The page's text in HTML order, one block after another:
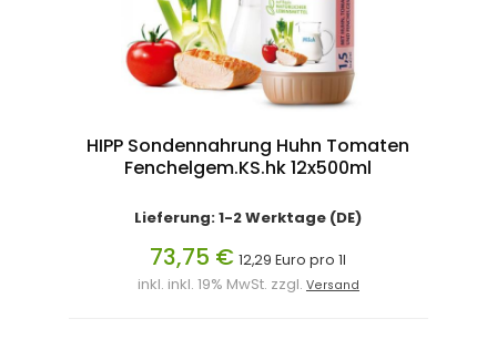
HIPP Sondennahrung Huhn Tomaten
Fenchelgem.KS.hk 12x500ml
Lieferung: 1-2 Werktage (DE)
73,75 € 12,29 Euro pro 1l
inkl. inkl. 19% MwSt. zzgl. Versand